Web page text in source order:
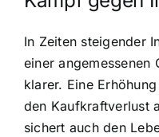
In Zeiten steigender
einer angemessenen
klarer. Eine
den Kaufkraftverlust
sichert auch den